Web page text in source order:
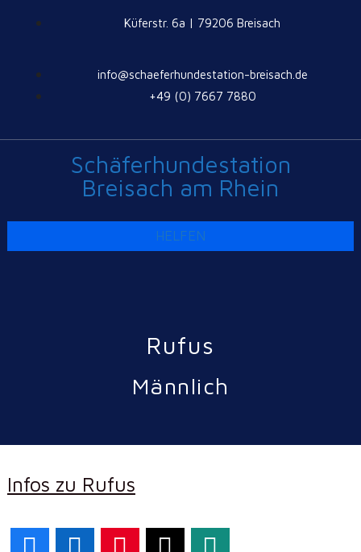
Küferstr. 6a | 79206 Breisach
info@schaeferhundestation-breisach.de
+49 (0) 7667 7880
Schäferhundestation
Breisach am Rhein
HELFEN
Rufus
Männlich
Infos zu Rufus